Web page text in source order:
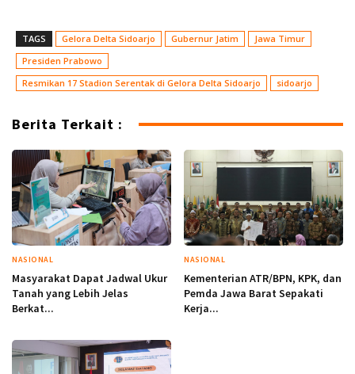
TAGS Gelora Delta Sidoarjo Gubernur Jatim
Jawa Timur
Presiden Prabowo
Resmikan 17 Stadion Serentak di Gelora Delta Sidoarjo
sidoarjo
Berita Terkait :
NASIONAL
Masyarakat Dapat Jadwal Ukur
Tanah yang Lebih Jelas
Berkat...
NASIONAL
Kementerian ATR/BPN, KPK, dan
Pemda Jawa Barat Sepakati
Kerja...